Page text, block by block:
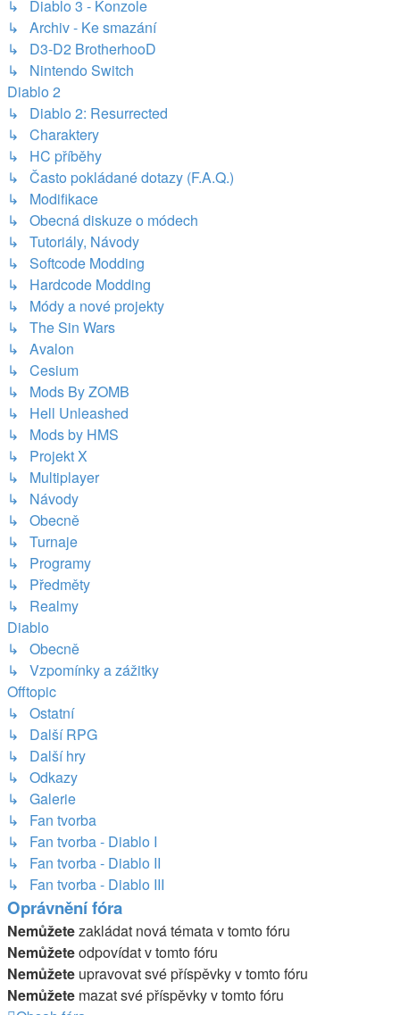
↳ Diablo 3 - Konzole
↳ Archiv - Ke smazání
↳ D3-D2 BrotherhooD
↳ Nintendo Switch
Diablo 2
↳ Diablo 2: Resurrected
↳ Charaktery
↳ HC příběhy
↳ Často pokládané dotazy (F.A.Q.)
↳ Modifikace
↳ Obecná diskuze o módech
↳ Tutoriály, Návody
↳ Softcode Modding
↳ Hardcode Modding
↳ Módy a nové projekty
↳ The Sin Wars
↳ Avalon
↳ Cesium
↳ Mods By ZOMB
↳ Hell Unleashed
↳ Mods by HMS
↳ Projekt X
↳ Multiplayer
↳ Návody
↳ Obecně
↳ Turnaje
↳ Programy
↳ Předměty
↳ Realmy
Diablo
↳ Obecně
↳ Vzpomínky a zážitky
Offtopic
↳ Ostatní
↳ Další RPG
↳ Další hry
↳ Odkazy
↳ Galerie
↳ Fan tvorba
↳ Fan tvorba - Diablo I
↳ Fan tvorba - Diablo II
↳ Fan tvorba - Diablo III
Oprávnění fóra
Nemůžetezakládat nová témata v tomto fóru
Nemůžeteodpovídat v tomto fóru
Nemůžete upravovat své příspěvky v tomto fóru
Nemůžete mazat své příspěvky v tomto fóru